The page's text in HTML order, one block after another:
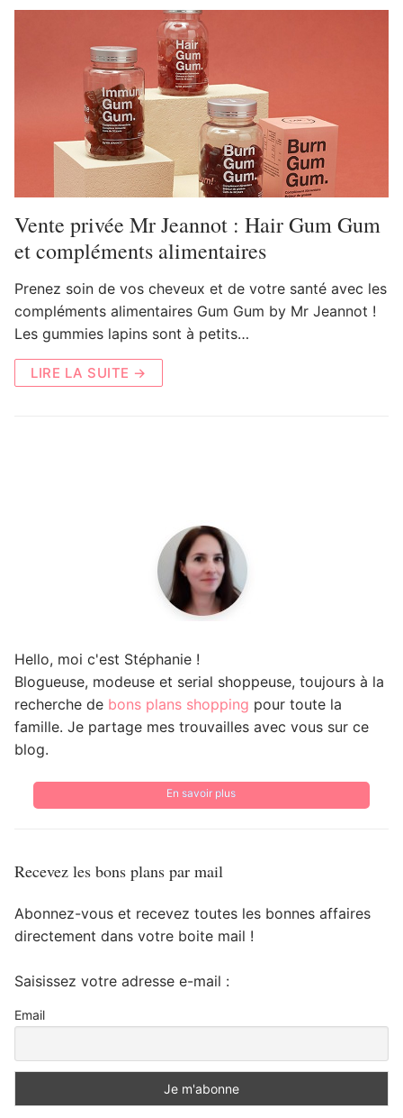
Vente privée Mr Jeannot : Hair Gum Gum
et compléments alimentaires
Prenez soin de vos cheveux et de votre santé avec les
compléments alimentaires Gum Gum by Mr Jeannot !
Les gummies lapins sont à petits…
LIRE LA SUITE →
Hello, moi c'est Stéphanie !
Blogueuse, modeuse et serial shoppeuse, toujours à la
recherche de bons plans shopping pour toute la
famille. Je partage mes trouvailles avec vous sur ce
blog.
En savoir plus
Recevez les bons plans par mail
Abonnez-vous et recevez toutes les bonnes affaires
directement dans votre boite mail !
Saisissez votre adresse e-mail :
Email